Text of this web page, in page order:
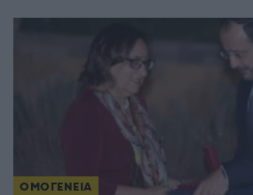
ΟΜΟΓΕΝΕΙΑ